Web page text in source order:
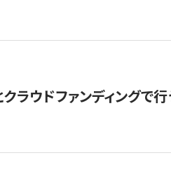
クラウドファンディングで